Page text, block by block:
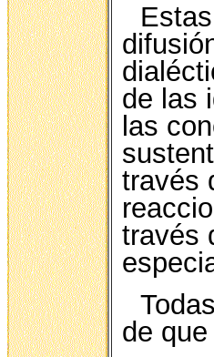
de las
las
través
través
de